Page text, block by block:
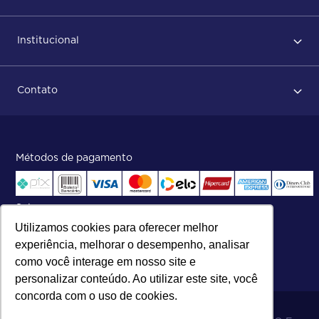
Utilizamos cookies para oferecer melhor
experiência, melhorar o desempenho, analisar
como você interage em nosso site e
personalizar conteúdo. Ao utilizar este site, você
concorda com o uso de cookies.
Após conclusão do pedido
Status do pedido e acompanhamento da entrega
Institucional
ISO
Contato
Central de atendimento:
Telefone:(27) 2121-9000
Segunda a Sexta das 8h às 17h30
Métodos de pagamento
Selos